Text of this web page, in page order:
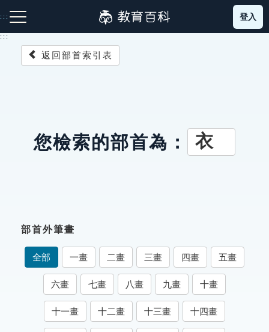
到
主
:::
成語故事
索引選單
知識索引
單字索引
登入
:::
返回部首索引表
您檢索的部首為： 衣
部首外筆畫
全部 一畫 二畫 三畫 四畫 五畫
六畫 七畫 八畫 九畫 十畫
十一畫 十二畫 十三畫 十四畫